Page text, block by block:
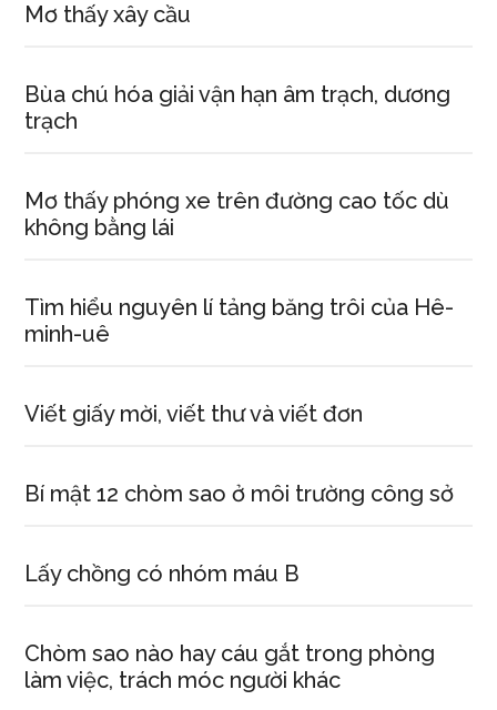
Mơ thấy xây cầu
Bùa chú hóa giải vận hạn âm trạch, dương
trạch
Mơ thấy phóng xe trên đường cao tốc dù
không bằng lái
Tìm hiểu nguyên lí tảng băng trôi của Hê-
minh-uê
Viết giấy mời, viết thư và viết đơn
Bí mật 12 chòm sao ở môi trường công sở
Lấy chồng có nhóm máu B
Chòm sao nào hay cáu gắt trong phòng
làm việc, trách móc người khác